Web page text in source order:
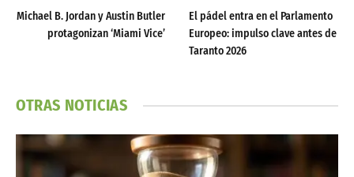
Michael B. Jordan y Austin Butler
protagonizan ‘Miami Vice’
El pádel entra en el Parlamento
Europeo: impulso clave antes de
Taranto 2026
OTRAS NOTICIAS